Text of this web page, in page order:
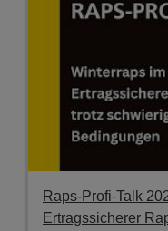
Raps-Profi-Talk
Ertragssicherer